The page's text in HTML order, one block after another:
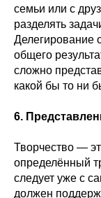
семьи или с
разделять
Делегирование
общего
сложно
какой бы то ни
6.
Творчество —
определённый
следует уже с
должен